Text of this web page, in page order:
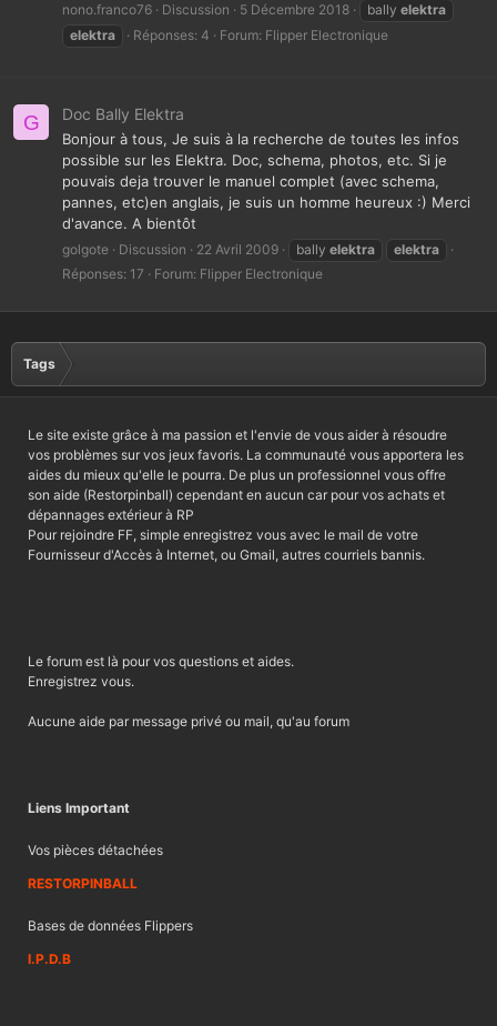
nono.franco76 Discussion 5 Décembre 2018 bally elektra
elektra
Réponses: 4 Forum: Flipper Electronique
G Doc Bally Elektra
Bonjour à tous, Je suis à la recherche de toutes les infos
possible sur les Elektra. Doc, schema, photos, etc. Si je
pouvais deja trouver le manuel complet (avec schema,
pannes, etc)en anglais, je suis un homme heureux :) Merci
d'avance. A bientôt
golgote Discussion 22 Avril 2009 bally elektra
elektra
Réponses: 17
Forum: Flipper Electronique
Tags
Le site existe grâce à ma passion et l'envie de vous aider à résoudre
vos problèmes sur vos jeux favoris. La communauté vous apportera les
aides du mieux qu'elle le pourra. De plus un professionnel vous offre
son aide (Restorpinball) cependant en aucun car pour vos achats et
dépannages extérieur à RP
Pour rejoindre FF, simple enregistrez vous avec le mail de votre
Fournisseur d'Accès à Internet, ou Gmail, autres courriels bannis.
Le forum est là pour vos questions et aides.
Enregistrez vous.
Aucune aide par message privé ou mail, qu'au forum
Liens Important
Vos pièces détachées
RESTORPINBALL
Bases de données Flippers
I.P.D.B